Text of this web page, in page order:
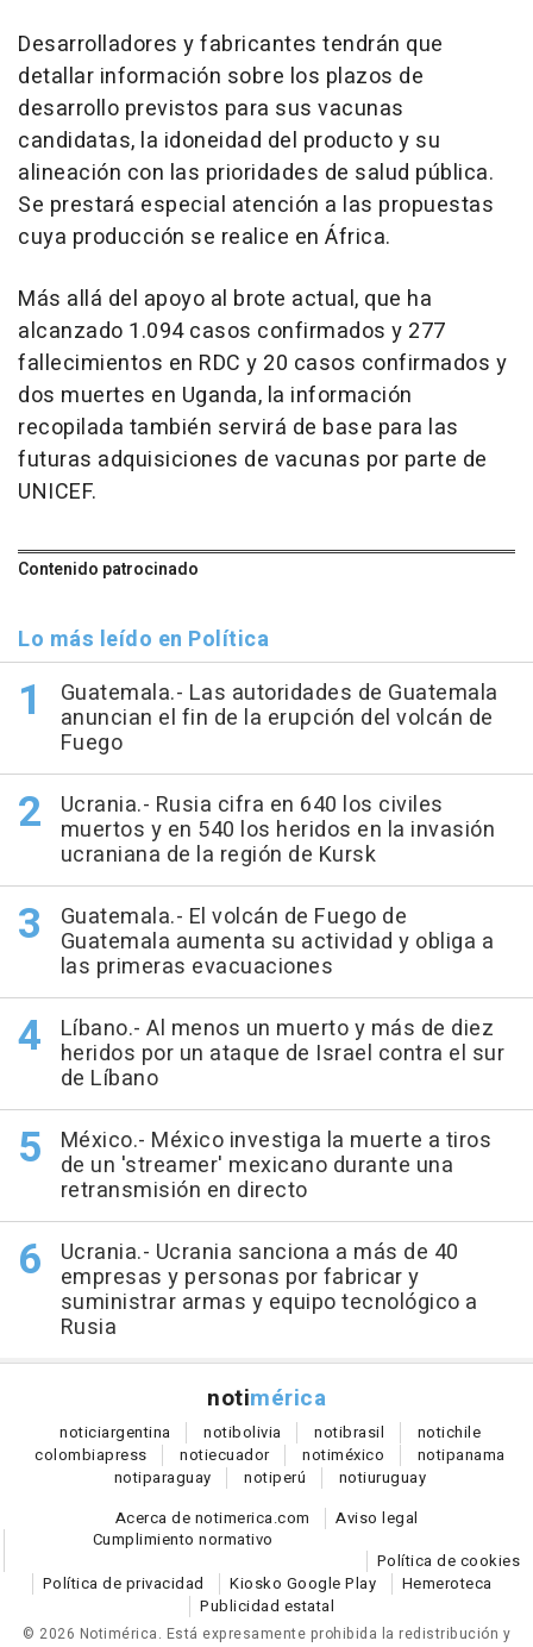
Desarrolladores y fabricantes tendrán que
detallar información sobre los plazos de
desarrollo previstos para sus vacunas
candidatas, la idoneidad del producto y su
alineación con las prioridades de salud pública.
Se prestará especial atención a las propuestas
cuya producción se realice en África.
Más allá del apoyo al brote actual, que ha
alcanzado 1.094 casos confirmados y 277
fallecimientos en RDC y 20 casos confirmados y
dos muertes en Uganda, la información
recopilada también servirá de base para las
futuras adquisiciones de vacunas por parte de
UNICEF.
Contenido patrocinado
Lo más leído en Política
Guatemala.- Las autoridades de Guatemala
anuncian el fin de la erupción del volcán de
Fuego
Ucrania.- Rusia cifra en 640 los civiles
muertos y en 540 los heridos en la invasión
ucraniana de la región de Kursk
Guatemala.- El volcán de Fuego de
Guatemala aumenta su actividad y obliga a
las primeras evacuaciones
Líbano.- Al menos un muerto y más de diez
heridos por un ataque de Israel contra el sur
de Líbano
México.- México investiga la muerte a tiros
de un 'streamer' mexicano durante una
retransmisión en directo
Ucrania.- Ucrania sanciona a más de 40
empresas y personas por fabricar y
suministrar armas y equipo tecnológico a
Rusia
notimérica
noticiargentina notibolivia notibrasil notichile
colombiapress notiecuador notiméxico notipanama
notiparaguay notiperú notiuruguay
Acerca de notimerica.com
Aviso legal
Cumplimiento normativo
Política de cookies
Política de privacidad
Kiosko Google Play
Hemeroteca
Publicidad estatal
© 2026 Notimérica. Está expresamente prohibida la redistribución y